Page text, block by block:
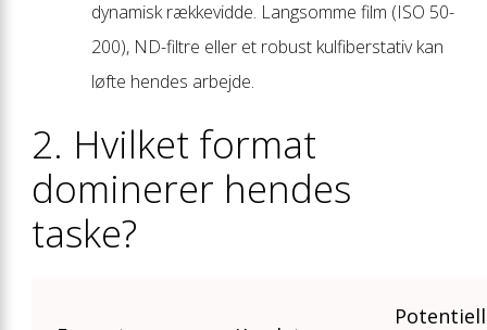
dynamisk rækkevidde. Langsomme film (ISO 50-
200), ND-filtre eller et robust kulfiberstativ kan
løfte hendes arbejde.
2. Hvilket format
dominerer hendes
taske?